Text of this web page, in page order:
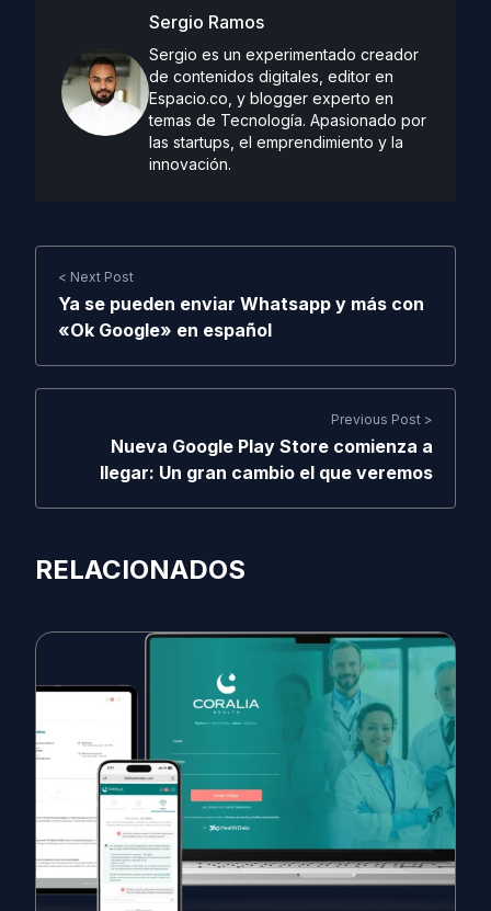
Sergio Ramos
Sergio es un experimentado creador
de contenidos digitales, editor en
Espacio.co, y blogger experto en
temas de Tecnología. Apasionado por
las startups, el emprendimiento y la
innovación.
< Next Post
Ya se pueden enviar Whatsapp y más con
«Ok Google» en español
Previous Post >
Nueva Google Play Store comienza a
llegar: Un gran cambio el que veremos
RELACIONADOS